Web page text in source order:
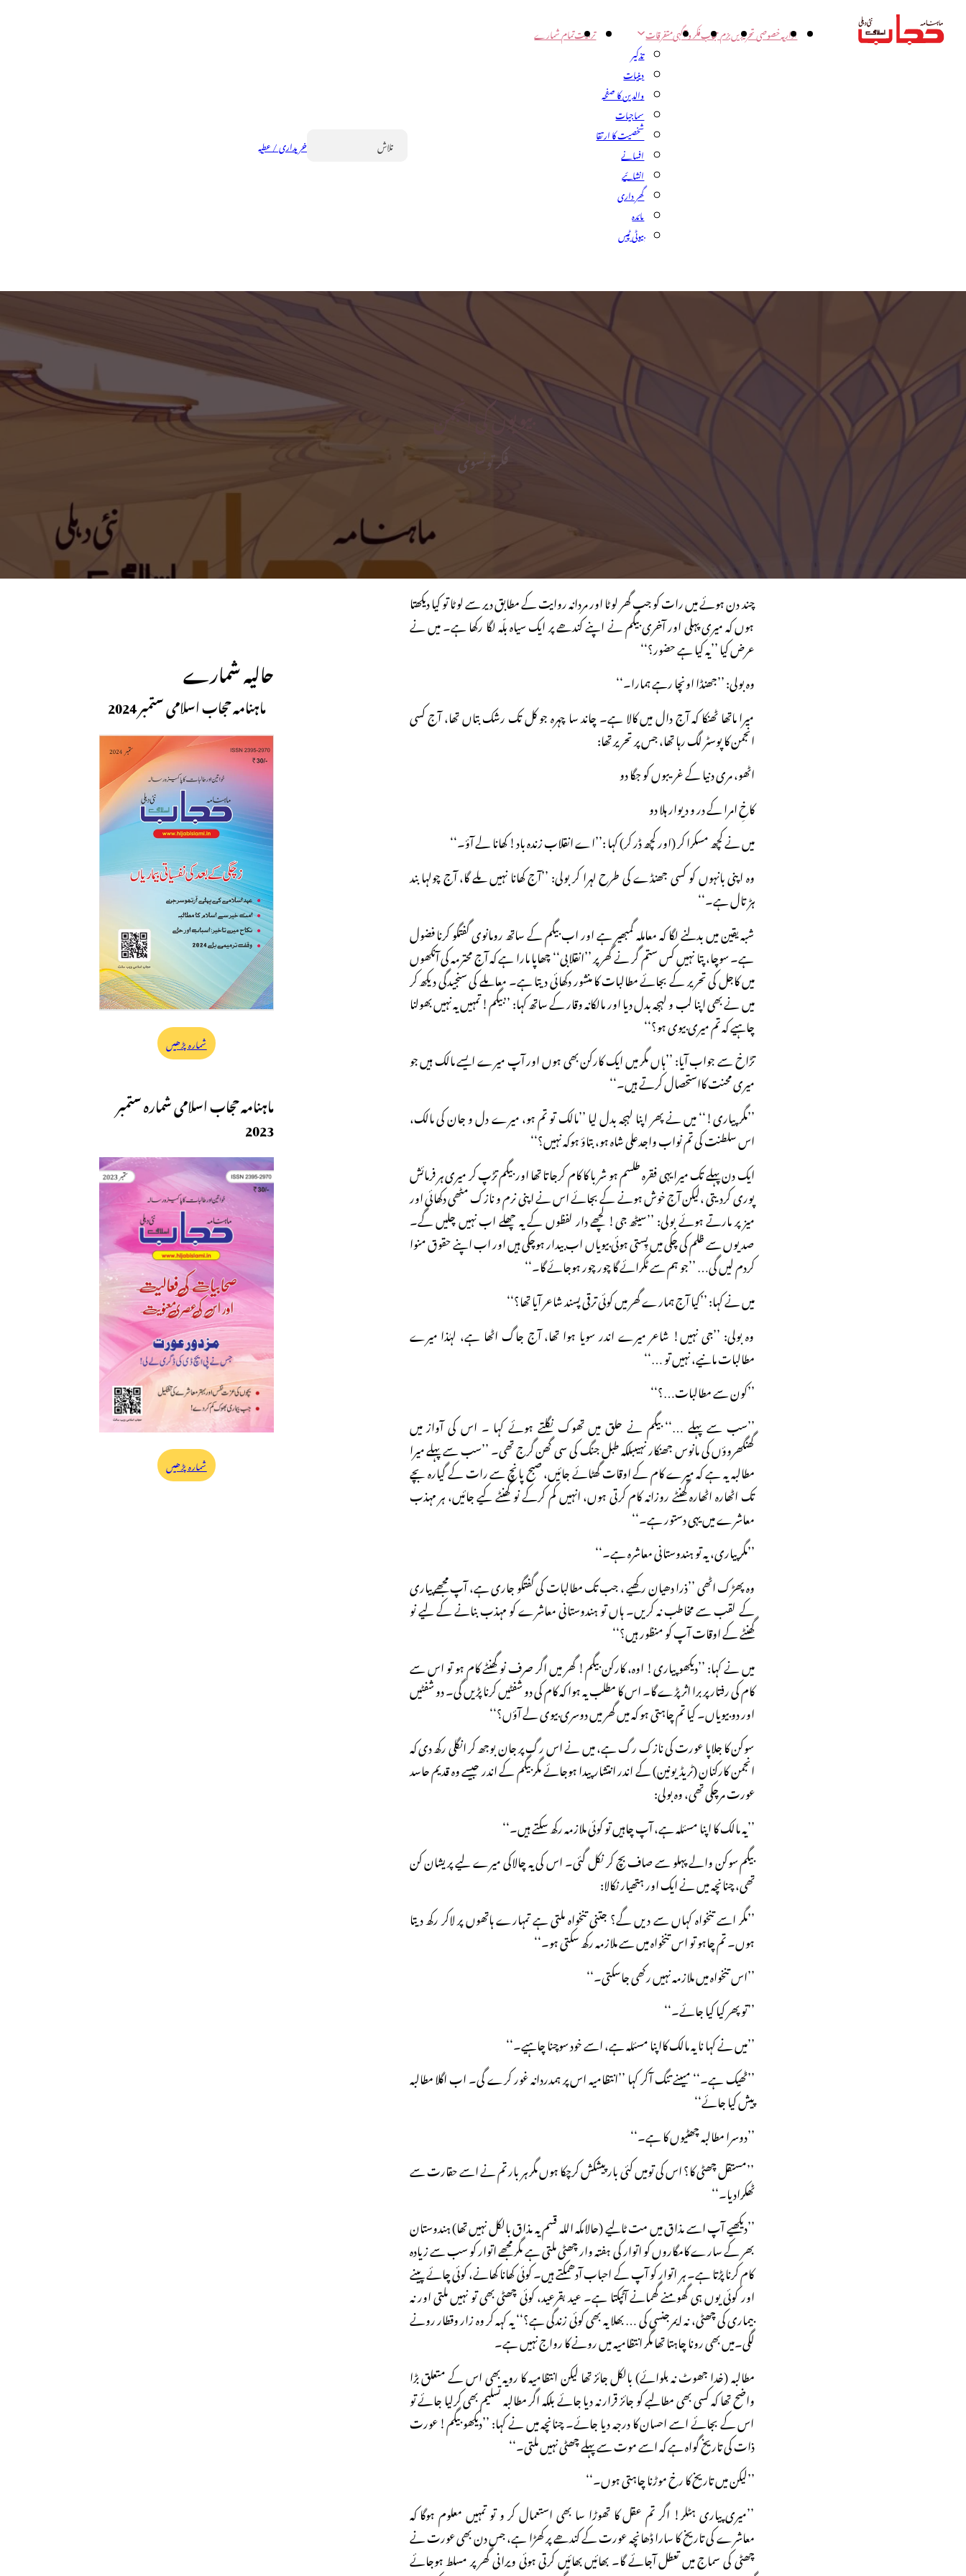
اداریہخصوصی تحریریںبزم حجابفکر و آگہیمتفرقات
تذکیر
دینیات
والدین کا صفحہ
سماجیات
شخصیت کا ارتقا
افسانے
انشائیے
گھر داری
مائدہ
بیوٹی ٹپس
تربیتتمام شمارے
Search خریداری / عطیہ
بیویوں کی انجمن
فکر تونسوی
چند دن ہوئے میں رات کو جب گھر لوٹا اور مردانہ روایت کے مطابق دیر سے لوٹا تو کیا دیکھتا
ہوں کہ میری پہلی اور آخری بیگم نے اپنے کندھے پر ایک سیاہ بلّہ لگا رکھا ہے۔ میں نے
عرض کیا ’’یہ کیا ہے حضور؟‘‘
وہ بولی: ’’جھنڈا اونچا رہے ہمارا۔‘‘
میرا ماتھا ٹھنکا کہ آج دال میں کالا ہے۔ چاند سا چہرہ جو کل تک رشک بتاں تھا، آج کسی
انجمن کا پوسٹر لگ رہا تھا، جس پر تحریر تھا:
اٹھو، مری دنیا کے غریبوں کو جگا دو
کاخِ امرا کے در و دیوار ہلا دو
میں نے کچھ مسکرا کر (اور کچھ ڈر کر) کہا :’’اے انقلاب زندہ باد! کھانا لے آؤ۔‘‘
وہ اپنی بانہوں کو کسی جھنڈے کی طرح لہرا کر بولی: ’’آج کھانا نہیں ملے گا، آج چولہا بند
ہڑتال ہے۔‘‘
شبہ یقین میں بدلنے لگا کہ معاملہ گمبھیر ہے اور اب بیگم کے ساتھ رومانوی گفتگو کرنا فضول
ہے۔ سوچا، پتا نہیں کس ستم گر نے گھر پر ’’انقلابی‘‘ چھاپا مارا ہے کہ آج محترمہ کی آنکھوں
میں کاجل کی تحریر کے بجائے مطالبات کا منشور دکھائی دیتا ہے۔ معاملے کی سنجیدگی دیکھ کر
میں نے بھی اپنا لب و لہجہ بدل دیا اور مالکانہ وقار کے ساتھ کہا: ’’بیگم! تمہیں یہ نہیں بھولنا
چاہیے کہ تم میری بیوی ہو؟‘‘
تڑاخ سے جواب آیا: ’’ہاں مگر میں ایک کارکن بھی ہوں اور آپ میرے ایسے مالک ہیں جو
میری محنت کااستحصال کرتے ہیں۔‘‘
’’مگر پیاری!‘‘ میں نے پھر اپنا لہجہ بدل لیا ’’مالک تو تم ہو، میرے دل و جان کی مالک،
اس سلطنت کی تم نواب واجدعلی شاہ ہو، بتاؤ ہوکہ نہیں؟‘‘
ایک دن پہلے تک میرا یہی فقرہ طلسم ہو شربا کا کام کرجاتا تھا اور بیگم تڑپ کر میری ہر فرمائش
پوری کردیتی ،لیکن آج خوش ہونے کے بجائے اس نے اپنی نرم و نازک مٹھی دکھائی اور
میز پر مارتے ہوئے بولی: ’’سیٹھ جی! لچھے دار لفظوں کے یہ چھلے اب نہیں چلیں گے۔
صدیوں سے ظلم کی چکی میں پِستی ہوئی بیویاں اب بیدار ہوچکی ہیں اور اب اپنے حقوق منوا
کردم لیں گی… ’’جو ہم سے ٹکرائے گا چور چور ہوجائے گا۔‘‘
میں نے کہا: ’’کیا آج ہمارے گھر میں کوئی ترقی پسند شاعر آیا تھا؟‘‘
وہ بولی: ’’جی نہیں! شاعر میرے اندر سویا ہوا تھا، آج جاگ اٹھا ہے، لہٰذا میرے
مطالبات مانیے، نہیں تو …‘‘
’’کون سے مطالبات…؟‘‘
’’سب سے پہلے …‘‘ بیگم نے حلق میں تھوک نگلتے ہوئے کہا ۔ اس کی آواز میں
گھنگھروؤں کی مانوس جھنکار نہیںبلکہ طبل جنگ کی سی گھن گرج تھی۔ ’’سب سے پہلے میرا
مطالبہ یہ ہے کہ میرے کام کے اوقات گھٹائے جائیں، صبح پانچ سے رات کے گیارہ بچے
تک اٹھارہ اٹھارہ گھنٹے روزانہ کام کرتی ہوں، انہیں کم کرکے نو گھنٹے کیے جائیں، ہر مہذب
معاشرے میں یہی دستور ہے۔‘‘
’’مگر پیاری، یہ تو ہندوستانی معاشرہ ہے۔‘‘
وہ پھڑک اٹھی ’’ذرا دھیان رکھیے ، جب تک مطالبات کی گفتگو جاری ہے، آپ مجھے پیاری
کے لقب سے مخاطب نہ کریں۔ ہاں تو ہندوستانی معاشرے کو مہذب بنانے کے لیے نو
گھنٹے کے اوقات آپ کو منظور ہیں؟‘‘
میں نے کہا: ’’دیکھو پیاری! اوہ، کارکن بیگم! گھر میں اگر صرف نو گھنٹے کام ہو تو اس سے
کام کی رفتار پر برا اثر پڑے گا۔ اس کا مطلب یہ ہوا کہ کام کی دو شفٹیں کرنا پڑیں گی۔ دو شفٹیں
اور دو بیویاں۔ کیا تم چاہتی ہو کہ میں گھر میں دوسری بیوی لے آؤں؟‘‘
سوکن کا جلاپا عورت کی نازک رگ ہے، میں نے اس رگ پر جان بوجھ کر انگلی رکھ دی کہ
انجمن کارکنان (ٹریڈ یونین) کے اندر انتشار پیدا ہوجائے مگر بیگم کے اندر جیسے وہ قدیم حاسد
عورت مرچکی تھی، وہ بولی:
’’یہ مالک کا اپنا مسئلہ ہے، آپ چاہیں تو کوئی ملازمہ رکھ سکتے ہیں۔‘‘
بیگم سوکن والے پہلو سے صاف بچ کر نکل گئی۔ اس کی یہ چالاکی میرے لیے پریشان کن
تھی، چنانچہ میں نے ایک اور ہتھیار نکالا:
’’مگر اسے تنخواہ کہاں سے دیں گے؟ جتنی تنخواہ ملتی ہے تمہارے ہاتھوں پر لاکر رکھ دیتا
ہوں۔ تم چاہو تو اس تنخواہ میں سے ملازمہ رکھ سکتی ہو۔‘‘
’’اس تنخواہ میں ملازمہ نہیں رکھی جاسکتی۔‘‘
’’تو پھر کیا کیا جائے۔‘‘
’’میں نے کہا نا یہ مالک کااپنا مسئلہ ہے، اسے خود سوچنا چاہیے۔‘‘
’’ٹھیک ہے۔‘‘ میںنے تنگ آکر کہا ’’انتظامیہ اس پر ہمدردانہ غور کرے گی۔ اب اگلا مطالبہ
پیش کیا جائے‘‘
’’دوسرا مطالبہ چھٹیوں کا ہے۔‘‘
’’مستقل چھٹی کا؟ اس کی تومیں کئی بار پیشکش کرچکا ہوں مگر ہر بار تم نے اسے حقارت سے
ٹھکرادیا۔‘‘
’’دیکھیے آپ اسے مذاق میں مت ٹالیے (حالاںکہ اللہ قسم یہ مذاق بالکل نہیں تھا) ہندوستان
بھر کے سارے کامگاروں کو اتوار کی ہفتہ وار چھٹی ملتی ہے مگر مجھے اتوار کو سب سے زیادہ
کام کرنا پڑتا ہے۔ ہر اتوار کو آپ کے احباب آدھمکتے ہیں۔ کوئی کھانا کھانے، کوئی چائے پینے
اور کوئی یوں ہی گھومنے گھمانے آٹپکتا ہے۔ عید بقرعید، کوئی چھٹی بھی تو نہیں ملتی اور نہ
بیماری کی چھٹی، نہ ایمرجنسی کی … بھلا یہ بھی کوئی زندگی ہے؟‘‘ یہ کہہ کر وہ زار وقطار رونے
لگی۔میں بھی رونا چاہتا تھا مگر انتظامیہ میں رونے کا رواج نہیں ہے۔
مطالبہ (خدا جھوٹ نہ بلوائے) بالکل جائز تھا لیکن انتظامیہ کا رویہ بھی اس کے متعلق بڑا
واضح تھا کہ کسی بھی مطالبے کو جائز قرار نہ دیا جائے بلکہ اگر مطالبہ تسلیم بھی کرلیا جائے تو
اس کے بجائے اسے احسان کا درجہ دیا جائے۔ چنانچہ میں نے کہا: ’’دیکھو بیگم! عورت
ذات کی تاریخ گواہ ہے کہ اسے موت سے پہلے چھٹی نہیں ملتی۔‘‘
’’لیکن میں تاریخ کا رخ موڑنا چاہتی ہوں۔‘‘
’’میری پیاری ہٹلر! اگر تم عقل کا تھوڑا سا بھی استعمال کر و تو تمہیں معلوم ہوگا کہ
معاشرے کی تاریخ کا سارا ڈھانچہ عورت کے کندھے پر کھڑا ہے، جس دن بھی عورت نے
چھٹی کی سماج میں تعطل آجائے گا۔ بھائیں بھائیں کرتی ہوئی ویرانی گھر پر مسلط ہوجائے
حالیہ شمارے
ماہنامہ حجاب اسلامی ستمبر 2024
شمارہ پڑھیں
ماہنامہ حجاب اسلامی شمارہ ستمبر
2023
شمارہ پڑھیں